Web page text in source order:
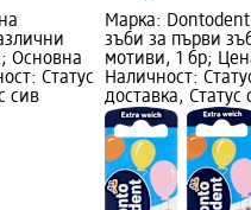
Основна
Статус
сив
Марка:
зъби за първи
мотиви, 1 бр;
Наличност:
доставка,